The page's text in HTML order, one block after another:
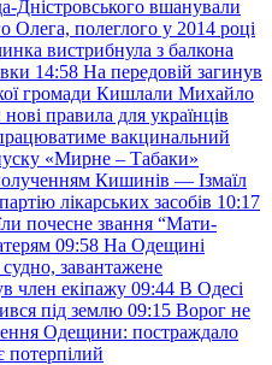
Дністровського вшанували
Олега, полеглого у 2014 році
вистрибнула з балкона
14:58 На передовій загинув
громади Кишлали Михайло
правила для українців
вакцинальний
«Мирне – Табаки»
Кишинів — Ізмаїл
лікарських засобів 10:17
почесне звання “Мати-
09:58 На Одещині
завантажене
член екіпажу 09:44 В Одесі
під землю 09:15 Ворог не
Одещини: постраждало
потерпілий